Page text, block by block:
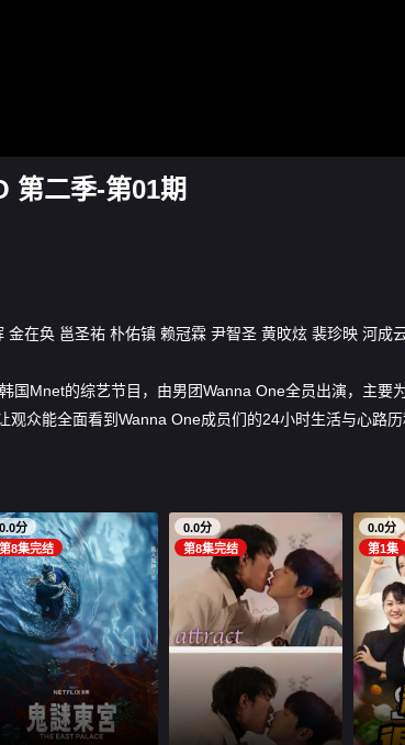
第二季-第01期
金在奂 邕圣祐 朴佑镇 赖冠霖 尹智圣 黄旼炫 裴珍映 河成
国Mnet的综艺节目，由男团Wanna One全员出演，主要
观众能全面看到Wanna One成员们的24小时生活与心路
0.0分
第8集完结
0.0分
第8集完结
0.0分
第1集